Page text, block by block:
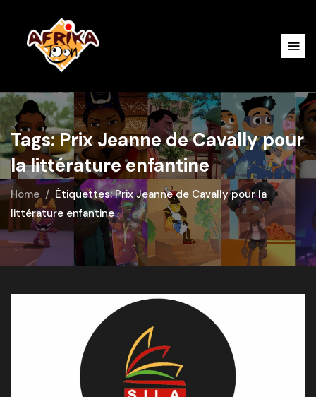
Tags: Prix Jeanne de Cavally pour
la littérature enfantine
Home
Étiquettes: Prix Jeanne de Cavally pour la
littérature enfantine